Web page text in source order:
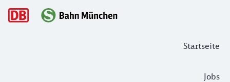
Startseite
Jobs
Hauptnavigation